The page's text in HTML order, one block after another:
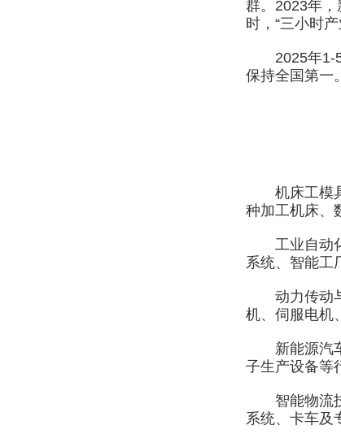
群。2023年，
时，“三小时
2025年1-5
保持全国第一。
机床工模具
种加工机床、
工业自动化
系统、智能工
动力传动与
机、伺服电机
新能源汽车
子生产设备等
智能物流技
系统、卡车及